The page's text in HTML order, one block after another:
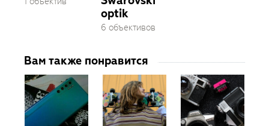
optik
6 объективов
Вам также понравится